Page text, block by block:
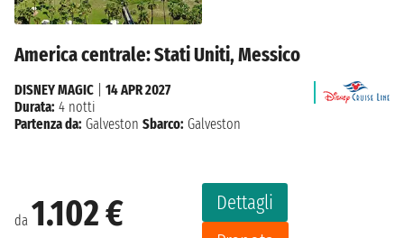
America centrale: Stati Uniti, Messico
da 1.102 €
Dettagli
DISNEY MAGIC
14 APR 2027
Durata: 4 notti
Partenza da: Galveston Sbarco: Galveston